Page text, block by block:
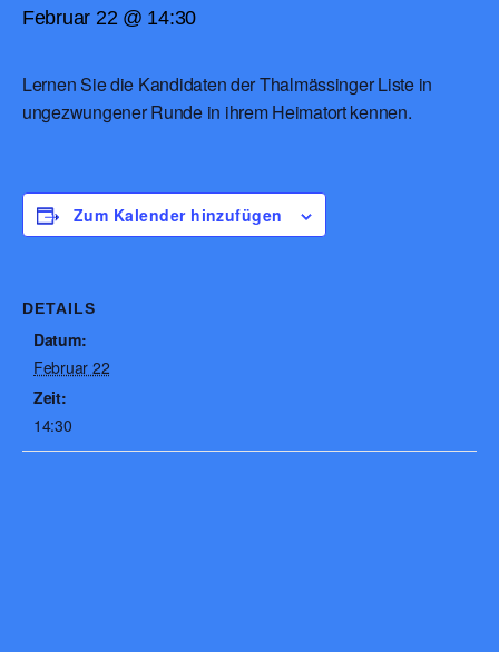
Februar 22 @ 14:30
Lernen Sie die Kandidaten der Thalmässinger Liste in
ungezwungener Runde in ihrem Heimatort kennen.
Zum Kalender hinzufügen
DETAILS
Datum:
Februar 22
Zeit:
14:30